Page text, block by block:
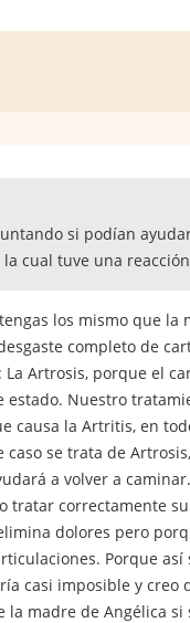
si podían
cual tuve una
los mismo que
completo de
Artrosis, porque el
Nuestro
la Artritis, en
se trata de
a volver a
tratar correctamente
dolores pero
Porque
casi imposible y
madre de Angélica